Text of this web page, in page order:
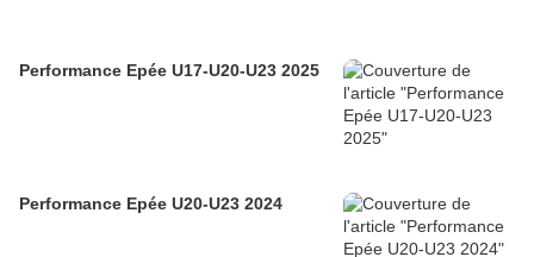
Performance Epée U17-U20-U23 2025
Performance Epée U20-U23 2024